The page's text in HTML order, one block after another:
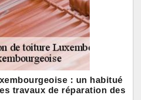
: un habitué
travaux de réparation des